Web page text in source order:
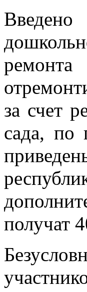
за счет
сада, по
получат